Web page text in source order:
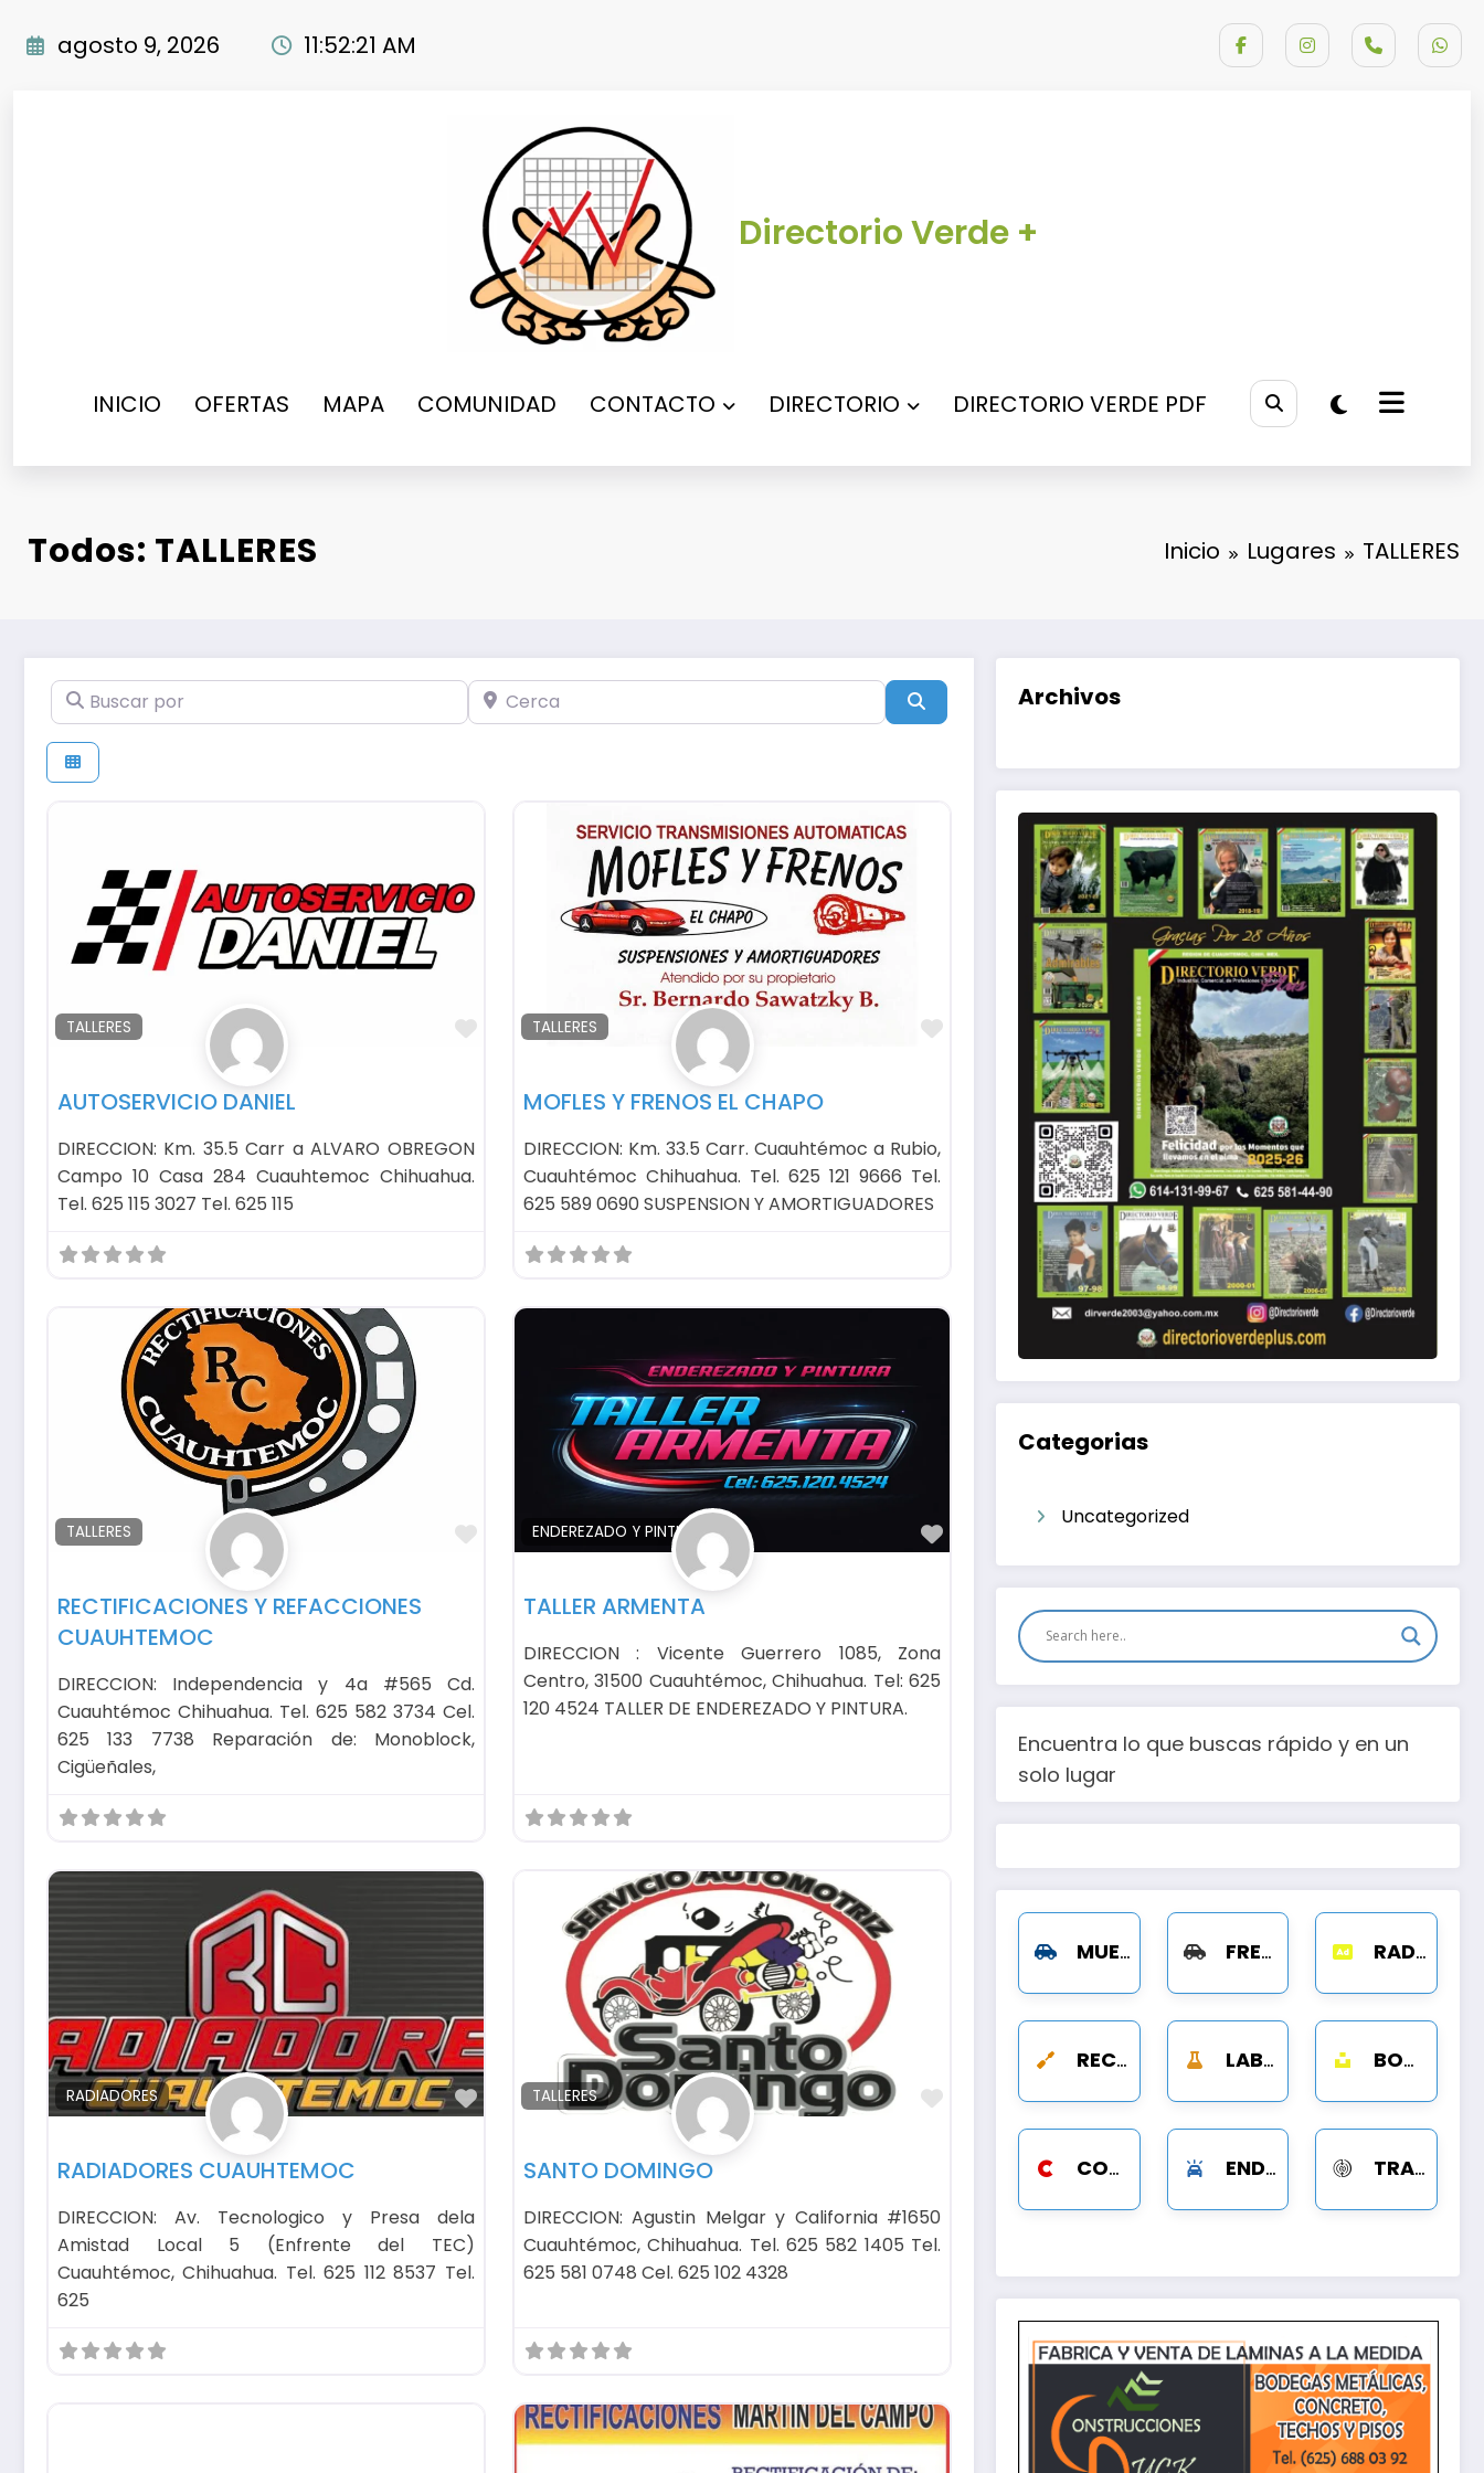
agosto 9, 2026 11:52:22 AM
Directorio Verde +
INICIO OFERTAS MAPA COMUNIDAD CONTACTO DIRECTORIO DIRECTORIO VERDE PDF
Todos: TALLERES Inicio Lugares TALLERES
Buscar por Cerca Búsqueda
TALLERES Favorito
AUTOSERVICIO DANIEL
DIRECCION: Km. 35.5 Carr a ALVARO OBREGON
Campo 10 Casa 284 Cuauhtemoc Chihuahua.
Tel. 625 115 3027 Tel. 625 115
TALLERES Favorito
MOFLES Y FRENOS EL CHAPO
DIRECCION: Km. 33.5 Carr. Cuauhtémoc a Rubio,
Cuauhtémoc Chihuahua. Tel. 625 121 9666 Tel.
625 589 0690 SUSPENSION Y AMORTIGUADORES
TALLERES Favorito
RECTIFICACIONES Y REFACCIONES
CUAUHTEMOC
DIRECCION: Independencia y 4a #565 Cd.
Cuauhtémoc Chihuahua. Tel. 625 582 3734 Cel.
625 133 7738 Reparación de: Monoblock,
Cigüeñales,
ENDEREZADO Y PINTURA Favorito
TALLER ARMENTA
DIRECCION : Vicente Guerrero 1085, Zona
Centro, 31500 Cuauhtémoc, Chihuahua. Tel: 625
120 4524 TALLER DE ENDEREZADO Y PINTURA.
RADIADORES Favorito
RADIADORES CUAUHTEMOC
DIRECCION: Av. Tecnologico y Presa dela
Amistad Local 5 (Enfrente del TEC)
Cuauhtémoc, Chihuahua. Tel. 625 112 8537 Tel.
625
TALLERES Favorito
SANTO DOMINGO
DIRECCION: Agustin Melgar y California #1650
Cuauhtémoc, Chihuahua. Tel. 625 582 1405 Tel.
625 581 0748 Cel. 625 102 4328
Archivos
Categorias
Uncategorized
Encuentra lo que buscas rápido y en un
solo lugar
MUELLES Y MOFLES FRENOS RADIADORES
RECTIFICACIONES LABORATORIO DISEL BOMBAS
COMPRESORES ENDEREZADO Y PINTURA TRANSMISIONES